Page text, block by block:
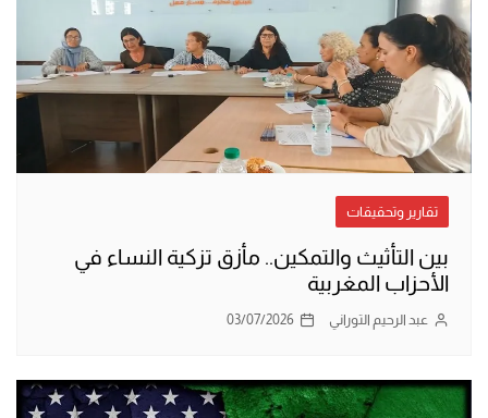
تقارير وتحقيقات
بين التأثيث والتمكين.. مأزق تزكية النساء في
الأحزاب المغربية
عبد الرحيم التوراني 03/07/2026